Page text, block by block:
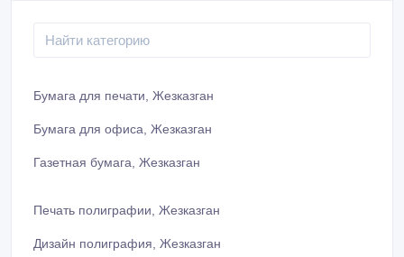
Бумага для печати, Жезказган
Бумага для офиса, Жезказган
Газетная бумага, Жезказган
Печать полиграфии, Жезказган
Дизайн полиграфия, Жезказган